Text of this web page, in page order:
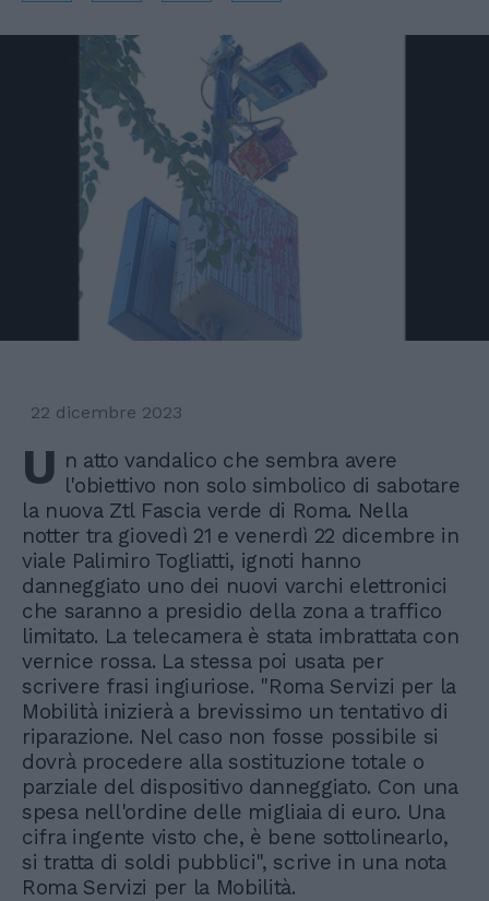
22 dicembre 2023
U n atto vandalico che sembra avere
l'obiettivo non solo simbolico di sabotare
la nuova Ztl Fascia verde di Roma. Nella
notter tra giovedì 21 e venerdì 22 dicembre in
viale Palimiro Togliatti, ignoti hanno
danneggiato uno dei nuovi varchi elettronici
che saranno a presidio della zona a traffico
limitato. La telecamera è stata imbrattata con
vernice rossa. La stessa poi usata per
scrivere frasi ingiuriose. "Roma Servizi per la
Mobilità inizierà a brevissimo un tentativo di
riparazione. Nel caso non fosse possibile si
dovrà procedere alla sostituzione totale o
parziale del dispositivo danneggiato. Con una
spesa nell'ordine delle migliaia di euro. Una
cifra ingente visto che, è bene sottolinearlo,
si tratta di soldi pubblici", scrive in una nota
Roma Servizi per la Mobilità.